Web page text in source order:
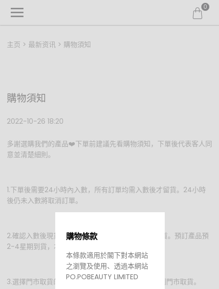
0
主页 最新资讯 購物須知
購物須知
2022-10-26 18:20
多謝選購我們的產品❤️下單前建議先看購物須知，下單後代表客人同
意並清楚細則。
1.下單後需要24小時內入數，所有訂單均需入數後才留貨。24小時
後仍未入數將取消訂單。
2.確認入數後現貨產品我們將會在2-3個工作天內發貨。預訂產品預
2-4星期到貨，本店不接急單。
3.選擇門市取貨的客人，收到確認msg/email便可到門市取貨。
購物條款
本條款適用於閣下對本網站
之瀏覽及使用、透過本網站
PO.POBEAUTY LIMITED